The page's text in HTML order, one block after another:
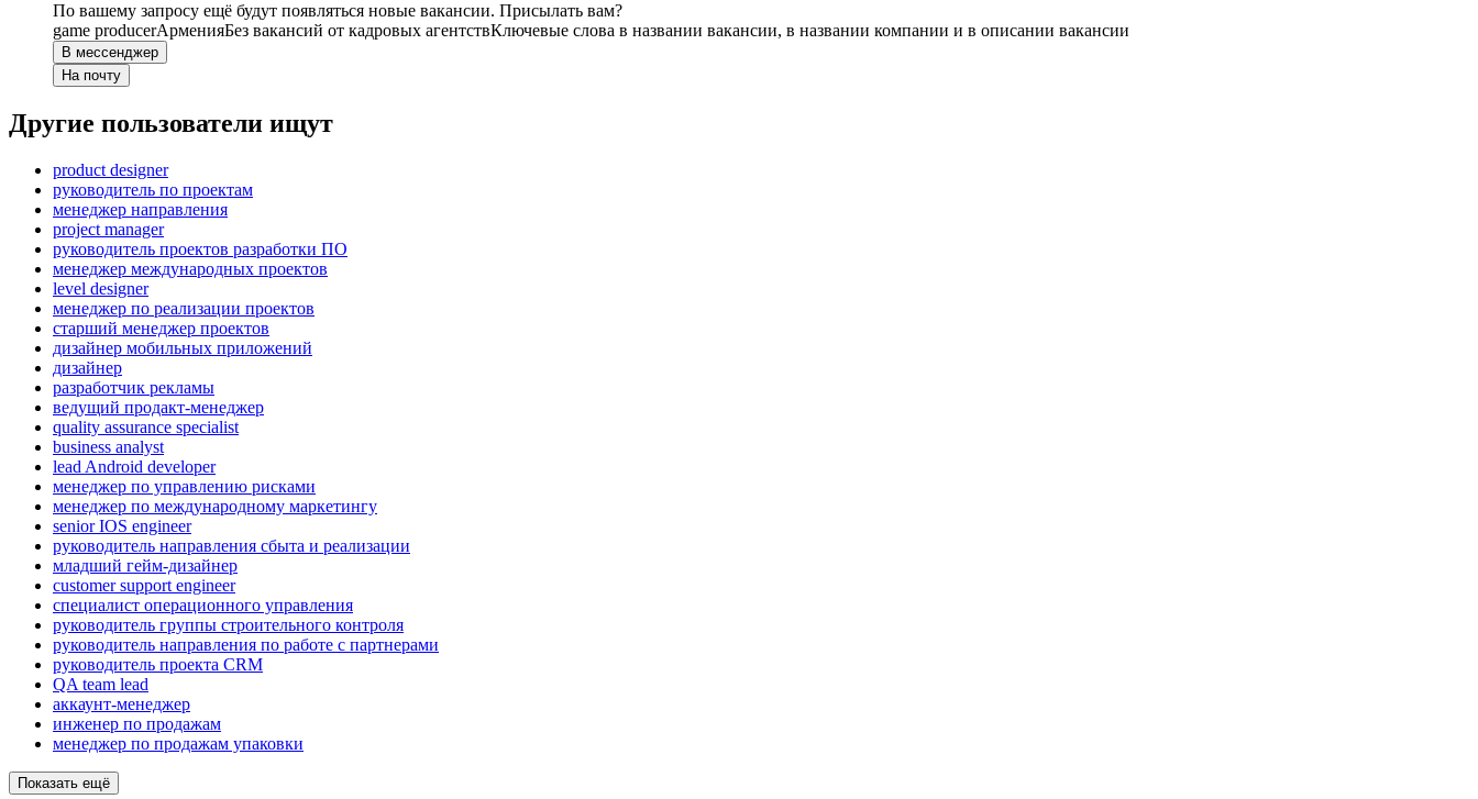
По вашему запросу ещё будут появляться новые вакансии. Присылать вам?
game producerАрменияБез вакансий от кадровых агентствКлючевые слова в названии вакансии, в названии компании и в описании вакансии
В мессенджер
На почту
Другие пользователи ищут
product designer
руководитель по проектам
менеджер направления
project manager
руководитель проектов разработки ПО
менеджер международных проектов
level designer
менеджер по реализации проектов
старший менеджер проектов
дизайнер мобильных приложений
дизайнер
разработчик рекламы
ведущий продакт-менеджер
quality assurance specialist
business analyst
lead Android developer
менеджер по управлению рисками
менеджер по международному маркетингу
senior IOS engineer
руководитель направления сбыта и реализации
младший гейм-дизайнер
customer support engineer
специалист операционного управления
руководитель группы строительного контроля
руководитель направления по работе с партнерами
руководитель проекта CRM
QA team lead
аккаунт-менеджер
инженер по продажам
менеджер по продажам упаковки
Показать ещё